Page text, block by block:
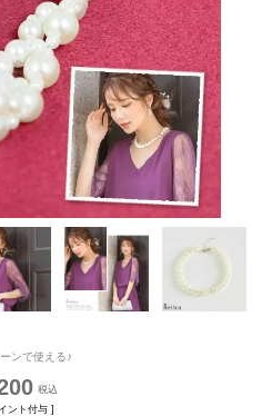
ンで使える♪
ント付与 ]